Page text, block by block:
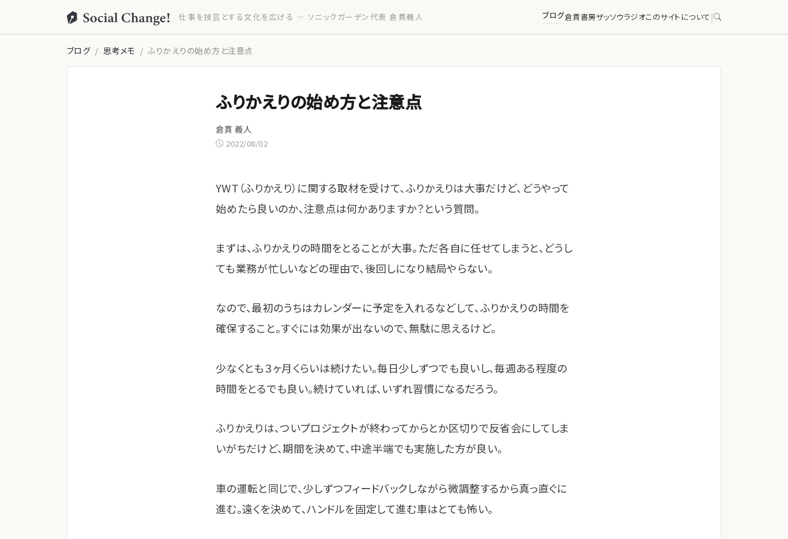
仕事を技芸とする文化を広げる — ソニックガーデン代表 倉貫義人 ブログ倉貫書房ザッソウラジオこのサイトについて |
ブログ 思考メモ ふりかえりの始め方と注意点
ふりかえりの始め方と注意点
倉貫 義人
2022/08/02
YWT（ふりかえり）に関する取材を受けて、ふりかえりは大事だけど、どうやって
始めたら良いのか、注意点は何かありますか？という質問。
まずは、ふりかえりの時間をとることが大事。ただ各自に任せてしまうと、どうし
ても業務が忙しいなどの理由で、後回しになり結局やらない。
なので、最初のうちはカレンダーに予定を入れるなどして、ふりかえりの時間を
確保すること。すぐには効果が出ないので、無駄に思えるけど。
少なくとも３ヶ月くらいは続けたい。毎日少しずつでも良いし、毎週ある程度の
時間をとるでも良い。続けていれば、いずれ習慣になるだろう。
ふりかえりは、ついプロジェクトが終わってからとか区切りで反省会にしてしま
いがちだけど、期間を決めて、中途半端でも実施した方が良い。
車の運転と同じで、少しずつフィードバックしながら微調整するから真っ直ぐに
進む。遠くを決めて、ハンドルを固定して進む車はとても怖い。